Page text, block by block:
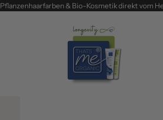
Pflanzenhaarfarben & Bio-Kosmetik direkt vom
Thats me Organic®